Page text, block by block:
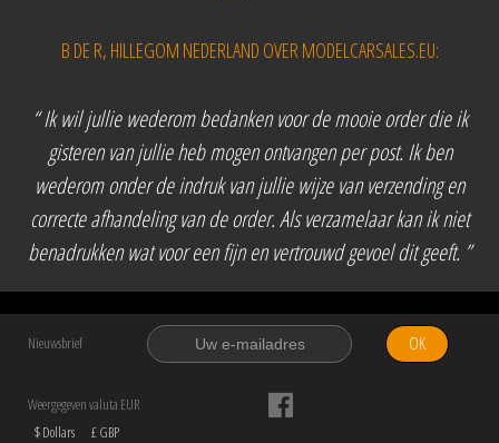
B DE R, HILLEGOM NEDERLAND OVER MODELCARSALES.EU:
“ Ik wil jullie wederom bedanken voor de mooie order die ik
gisteren van jullie heb mogen ontvangen per post. Ik ben
wederom onder de indruk van jullie wijze van verzending en
correcte afhandeling van de order. Als verzamelaar kan ik niet
benadrukken wat voor een fijn en vertrouwd gevoel dit geeft. ”
Nieuwsbrief OK
Weergegeven valuta EUR
$ Dollars
£ GBP